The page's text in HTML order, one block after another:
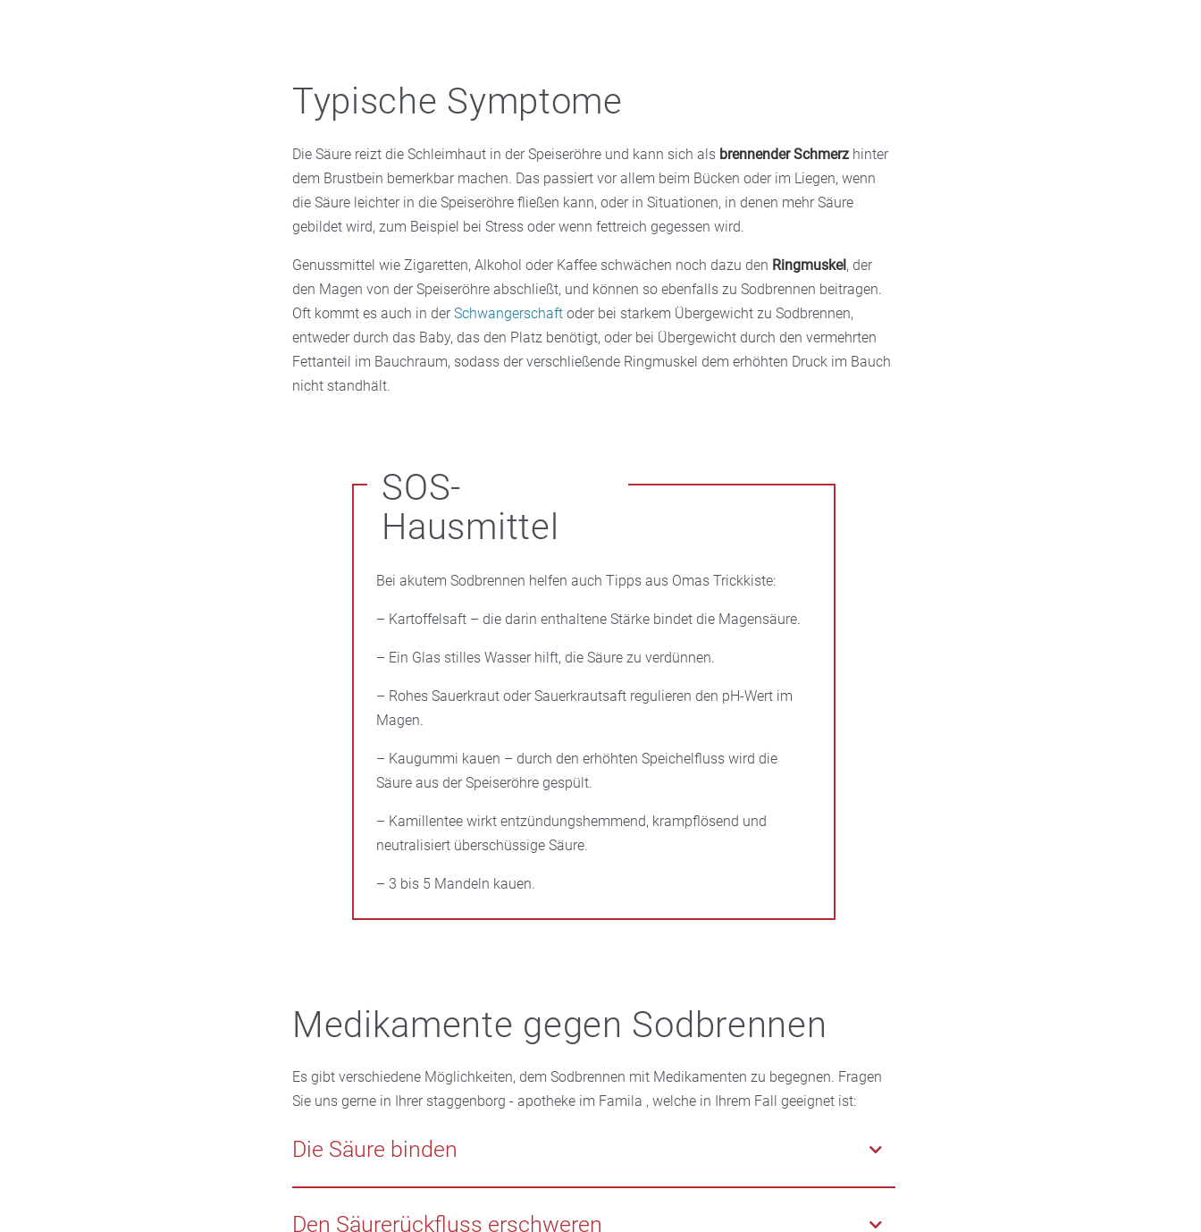
Typische Symptome
Die Säure reizt die Schleimhaut in der Speiseröhre und kann sich als brennender Schmerzhinter
dem Brustbein bemerkbar machen. Das passiert vor allem beim Bücken oder im Liegen, wenn
die Säure leichter in die Speiseröhre fließen kann, oder in Situationen, in denen mehr Säure
gebildet wird, zum Beispiel bei Stress oder wenn fettreich gegessen wird.
Genussmittel wie Zigaretten, Alkohol oder Kaffee schwächen noch dazu den Ringmuskel, der
den Magen von der Speiseröhre abschließt, und können so ebenfalls zu Sodbrennen beitragen.
Oft kommt es auch in der Schwangerschaftoder bei starkem Übergewicht zu Sodbrennen,
entweder durch das Baby, das den Platz benötigt, oder bei Übergewicht durch den vermehrten
Fettanteil im Bauchraum, sodass der verschließende Ringmuskel dem erhöhten Druck im Bauch
nicht standhält.
SOS-
Hausmittel
Bei akutem Sodbrennen helfen auch Tipps aus Omas Trickkiste:
– Kartoffelsaft – die darin enthaltene Stärke bindet die Magensäure.
– Ein Glas stilles Wasser hilft, die Säure zu verdünnen.
– Rohes Sauerkraut oder Sauerkrautsaft regulieren den pH-Wert im
Magen.
– Kaugummi kauen – durch den erhöhten Speichelfluss wird die
Säure aus der Speiseröhre gespült.
– Kamillentee wirkt entzündungshemmend, krampflösend und
neutralisiert überschüssige Säure.
– 3 bis 5 Mandeln kauen.
Medikamente gegen Sodbrennen
Es gibt verschiedene Möglichkeiten, dem Sodbrennen mit Medikamenten zu begegnen. Fragen
Sie uns gerne in Ihrer staggenborg - apotheke im Famila , welche in Ihrem Fall geeignet ist:
Die Säure binden
Um Sodbrennen kurzfristig zu stoppen, sind Antazida geeignet. Die Medikamente binden und
neutralisieren die Magensäure. Für die schnelle Einnahme für unterwegs gibt es sie auch als
Den Säurerückfluss erschweren